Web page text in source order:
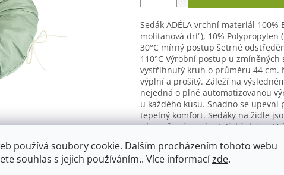
používá soubory cookie. Dalším procházením tohoto webu
souhlas s jejich používáním.. Více informacízde.
Sedák ADÉLA vrchní materiál
molitanová drť ), 10% Polypropylen
30°C mírný postup šetrné
110°C Výrobní postup u
vystřihnutý kruh o průměru 44 cm.
výplní a prošitý. Záleží na
nejedná o plně automatizovanou
u každého kusu. Snadno se
tepelný komfort. Sedáky na židle
zároveň zvýrazní estetický dojem